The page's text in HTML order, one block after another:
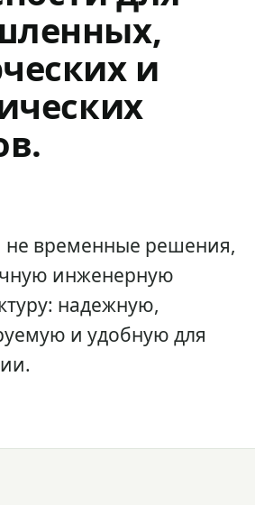
и
временные решения,
инженерную
надежную,
и удобную для